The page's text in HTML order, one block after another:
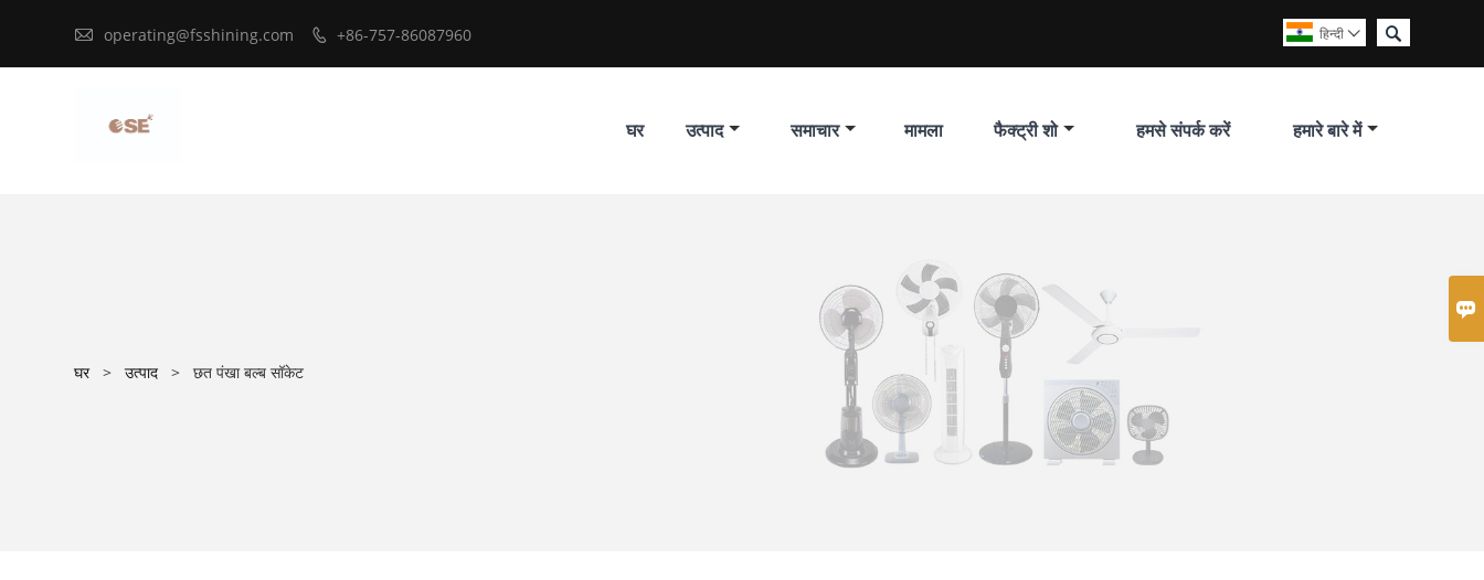

 operating@fsshining.com  +86-757-86087960 
हिन्दी 
घर उत्पाद समाचार मामला फैक्ट्री शो हमसे संपर्क करें हमारे बारे में
घर > उत्पाद > छत पंखा बल्ब सॉकेट